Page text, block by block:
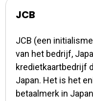
JCB
JCB (een
van het bedrijf,
kredietkaartbedrijf
Japan. Het is het
betaalmerk in